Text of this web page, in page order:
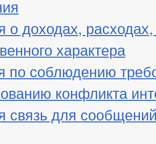
о доходах,
характера
по соблюдению
конфликта
связь для